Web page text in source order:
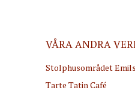
VÅRA ANDRA
Stolphusområdet
Tarte Tatin Café